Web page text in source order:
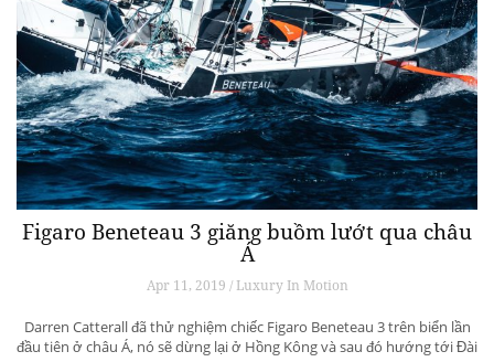
Figaro Beneteau 3 giăng buồm lướt qua châu
Á
Apr 11, 2019 / Luxury In Motion
Darren Catterall đã thử nghiệm chiếc Figaro Beneteau 3 trên biển lần
đầu tiên ở châu Á, nó sẽ dừng lại ở Hồng Kông và sau đó hướng tới Đài